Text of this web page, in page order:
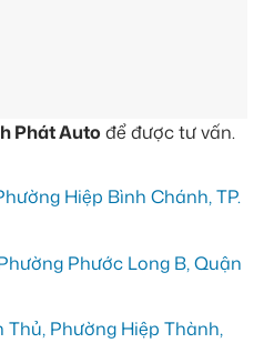
Phát Auto để được tư vấn.
Hiệp Bình Chánh, TP.
Phước Long B, Quận
Thủ, Phường Hiệp Thành,